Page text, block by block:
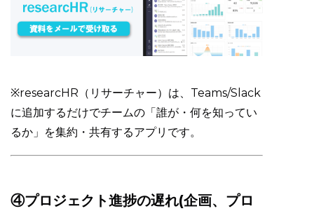
※researcHR（リサーチャー）は、Teams/Slack
に追加するだけでチームの「誰が・何を知ってい
るか」を集約・共有するアプリです。
④プロジェクト進捗の遅れ(企画、プロ